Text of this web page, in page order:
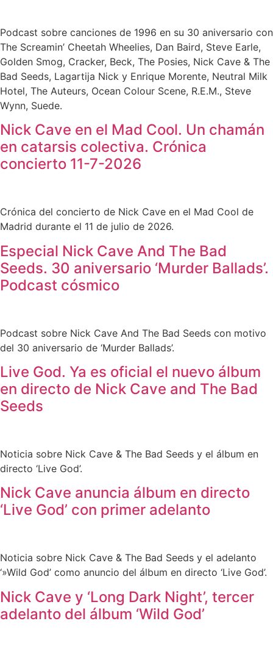
Podcast sobre canciones de 1996 en su 30 aniversario con
The Screamin’ Cheetah Wheelies, Dan Baird, Steve Earle,
Golden Smog, Cracker, Beck, The Posies, Nick Cave & The
Bad Seeds, Lagartija Nick y Enrique Morente, Neutral Milk
Hotel, The Auteurs, Ocean Colour Scene, R.E.M., Steve
Wynn, Suede.
Nick Cave en el Mad Cool. Un chamán
en catarsis colectiva. Crónica
concierto 11-7-2026
Crónica del concierto de Nick Cave en el Mad Cool de
Madrid durante el 11 de julio de 2026.
Especial Nick Cave And The Bad
Seeds. 30 aniversario ‘Murder Ballads’.
Podcast cósmico
Podcast sobre Nick Cave And The Bad Seeds con motivo
del 30 aniversario de ‘Murder Ballads’.
Live God. Ya es oficial el nuevo álbum
en directo de Nick Cave and The Bad
Seeds
Noticia sobre Nick Cave & The Bad Seeds y el álbum en
directo ‘Live God’.
Nick Cave anuncia álbum en directo
‘Live God’ con primer adelanto
Noticia sobre Nick Cave & The Bad Seeds y el adelanto
‘»Wild God’ como anuncio del álbum en directo ‘Live God’.
Nick Cave y ‘Long Dark Night’, tercer
adelanto del álbum ‘Wild God’